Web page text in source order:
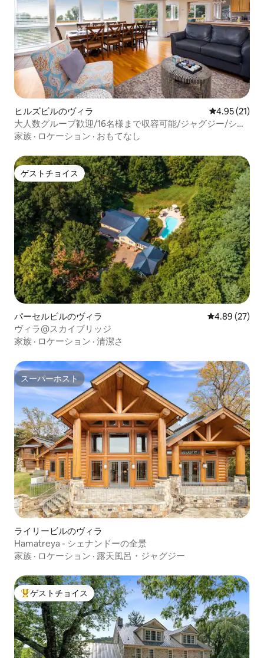
ヒルズビルのヴィラ レビュー21
4.95 (21)
大人数グループ歓迎/16名様まで収容可能/ジャグジー/シア
ター
家族 · ロケーション · おもてなし
ゲストチョイス
ゲストチョイス
パーセルビルのヴィラ レビュー27
4.89 (27)
ヴィラ@スカイブリッジ
家族 · ロケーション · 清潔さ
スーパーホスト
スーパーホスト
ライリービルのヴィラ
Hamatreya - シェナンドーの全景
家族 · ロケーション · 露天風呂・ジャグジー
大好評のゲストチョイスです。
ゲストチョイス